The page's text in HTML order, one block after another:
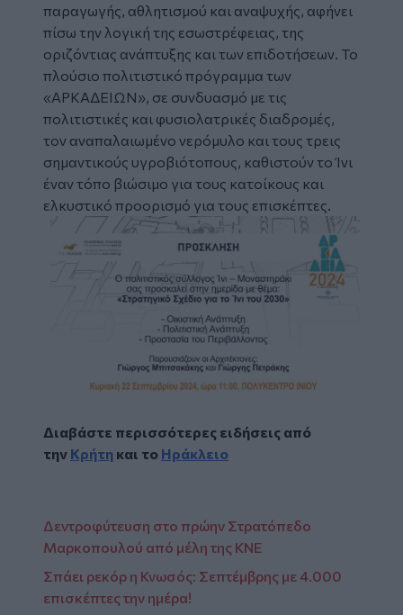
παραγωγής, αθλητισμού και αναψυχής, αφήνει
πίσω την λογική της εσωστρέφειας, της
οριζόντιας ανάπτυξης και των επιδοτήσεων. Το
πλούσιο πολιτιστικό πρόγραμμα των
«ΑΡΚΑΔΕΙΩΝ», σε συνδυασμό με τις
πολιτιστικές και φυσιολατρικές διαδρομές,
τον αναπαλαιωμένο νερόμυλο και τους τρεις
σημαντικούς υγροβιότοπους, καθιστούν το Ίνι
έναν τόπο βιώσιμο για τους κατοίκους και
ελκυστικό προορισμό για τους επισκέπτες.
Διαβάστε περισσότερες ειδήσεις από
την Κρήτη και το Ηράκλειο
Δεντροφύτευση στο πρώην Στρατόπεδο
Μαρκοπουλού από μέλη της ΚΝΕ
Σπάει ρεκόρ η Κνωσός: Σεπτέμβρης με 4.000
επισκέπτες την ημέρα!